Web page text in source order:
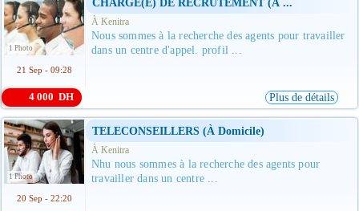
1 Photo
21 Sep - 09:28
CHARGÉ(E) DE RECRUTEMENT (à ...
À Kenitra
Nous sommes à la recherche des agents pour travailler
dans un centre d'appel. profil ...
4 000 DH Plus de détails
1 Photo
20 Sep - 22:20
TELECONSEILLERS (à Domicile)
À Kenitra
Nhu nous sommes à la recherche des agents pour
travailler dans un centre ...